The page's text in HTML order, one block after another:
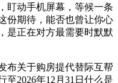
盯动手机屏幕，等候一条
份期待，能否也曾让你心
是正在对方最需要时默默
关于购房提代替际互帮
至2026年12月31日什么是